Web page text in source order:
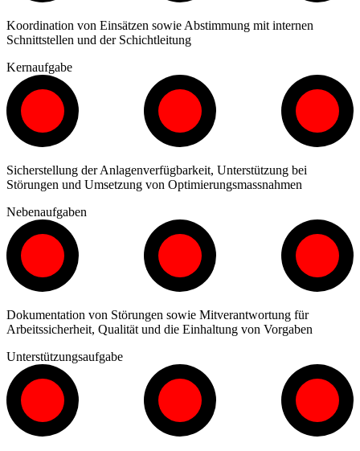
Koordination von Einsätzen sowie Abstimmung mit internen
Schnittstellen und der Schichtleitung
Kernaufgabe
Sicherstellung der Anlagenverfügbarkeit, Unterstützung bei
Störungen und Umsetzung von Optimierungsmassnahmen
Nebenaufgaben
Dokumentation von Störungen sowie Mitverantwortung für
Arbeitssicherheit, Qualität und die Einhaltung von Vorgaben
Unterstützungsaufgabe